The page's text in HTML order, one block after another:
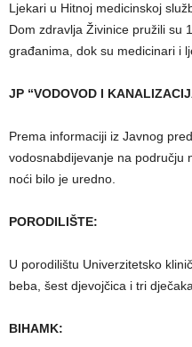
Ljekari u Hitnoj medicinskoj
Dom zdravlja Živinice pružili su
građanima, dok su medicinari i
JP “VODOVOD I
Prema informaciji iz Javnog
vodosnabdijevanje na području
noći bilo je uredno.
PORODILIŠTE:
U porodilištu Univerzitetsko
beba, šest djevojčica i tri
BIHAMK: